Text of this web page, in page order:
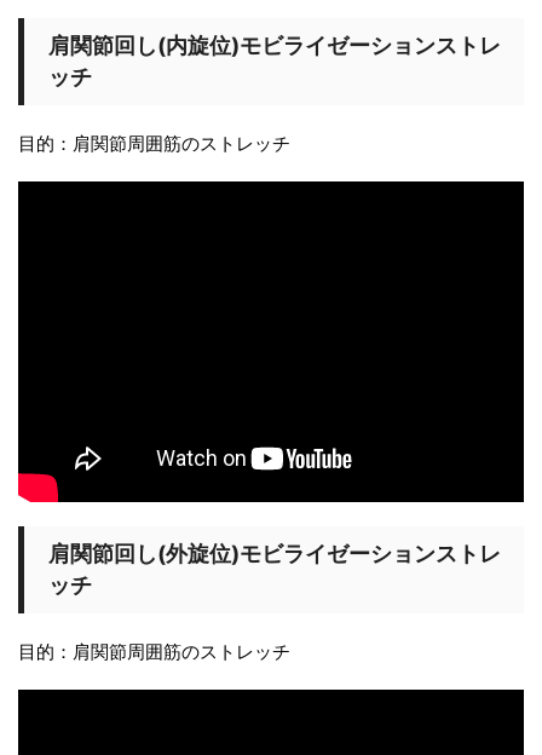
肩関節回し(内旋位)モビライゼーションストレ
ッチ
目的：肩関節周囲筋のストレッチ
肩関節回し(外旋位)モビライゼーションストレ
ッチ
目的：肩関節周囲筋のストレッチ